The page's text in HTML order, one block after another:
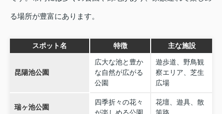
る場所が豊富にあります。
スポット名 特徴 主な施設
昆陽池公園
広大な池と豊か
な自然が広がる
公園
遊歩道、野鳥観
察エリア、芝生
広場
瑞ヶ池公園
四季折々の花々
が楽しめる公園
花壇、遊具、散
策路